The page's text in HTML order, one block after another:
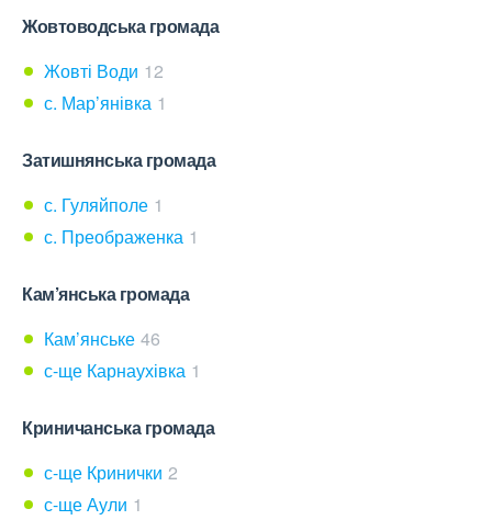
Жовтоводська громада
Жовті Води 12
с. Мар’янівка 1
Затишнянська громада
с. Гуляйполе 1
с. Преображенка 1
Кам’янська громада
Кам’янське 46
с-ще Карнаухівка 1
Криничанська громада
с-ще Кринички 2
с-ще Аули 1